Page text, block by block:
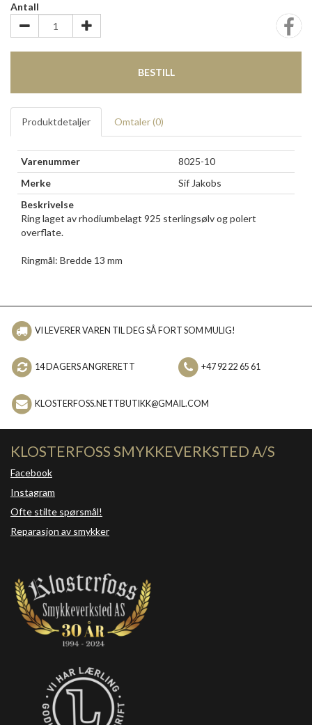
Antall
BESTILL
Produktdetaljer Omtaler (0)
Varenummer
8025-10
Merke
Sif Jakobs
Beskrivelse
Ring laget av rhodiumbelagt 925 sterlingsølv og polert
overflate.
Ringmål: Bredde 13 mm
VI LEVERER VAREN TIL DEG SÅ FORT SOM MULIG!
14 DAGERS ANGRERETT +47 92 22 65 61
KLOSTERFOSS.NETTBUTIKK@GMAIL.COM
KLOSTERFOSS SMYKKEVERKSTED A/S
Facebook
Instagram
Ofte stilte spørsmål!
Reparasjon av smykker